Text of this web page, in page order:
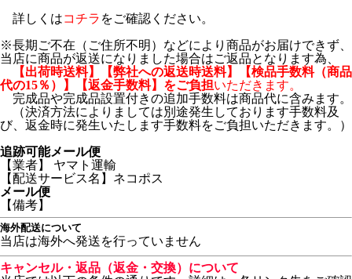
詳しくはコチラ をご確認ください。
※長期ご不在（ご住所不明）などにより商品がお届けできず、
当店に商品が返送になりました場合はご返品となります為、
【出荷時送料】【弊社への返送時送料】【検品手数料（商品
代の15％）】【返金手数料】をご負担いただきます。
完成品や完成品設置付きの追加手数料は商品代に含みます。
（決済方法によりましては別途発生しております手数料及
び、返金時に発生いたします手数料をご負担いただきます。）
追跡可能メール便
【業者】 ヤマト運輸
【配送サービス名】ネコポス
メール便
【備考】
海外配送について
当店は海外へ発送を行っていません
キャンセル・返品（返金・交換）について